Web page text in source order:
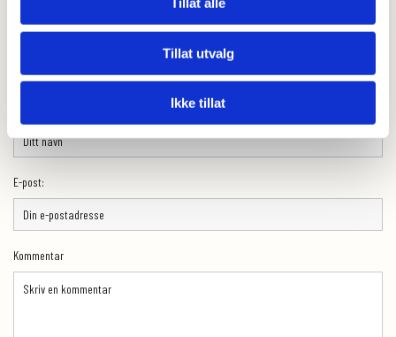
Tillat utvalg
Ikke tillat
Skriv en kommentar
E-post:
Kommentar